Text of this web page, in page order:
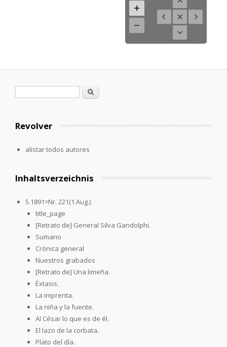
Formulario de búsqueda
Buscar
Revolver
alistar todos autores
Inhaltsverzeichnis
5.1891=Nr. 221(1.Aug.)
title_page
[Retrato de] General Silva Gandolphi.
Sumario
Crónica general
Nuestros grabados
[Retrato de] Una limeña.
Éxtasis.
La imprenta.
La niña y la fuente.
Al César lo que es de él.
El lazo de la corbata.
Plato del día.